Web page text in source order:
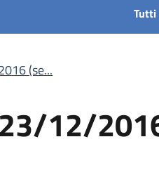
Tutti
(se...
12/